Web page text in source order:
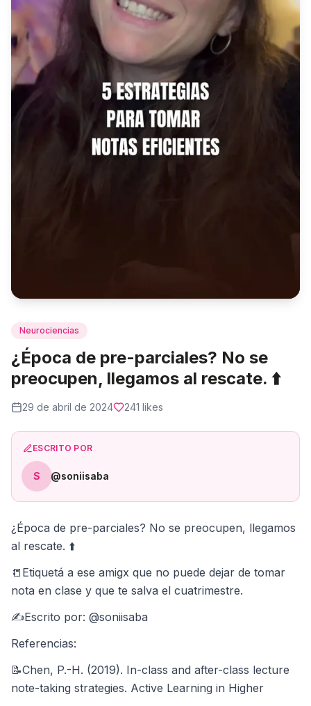
Neurociencias
¿Época de pre-parciales? No se
preocupen, llegamos al rescate. ⬆️
29 de abril de 2024 241 likes
ESCRITO POR
S @soniisaba
¿Época de pre-parciales? No se preocupen, llegamos
al rescate. ⬆️
📒Etiquetá a ese amigx que no puede dejar de tomar
nota en clase y que te salva el cuatrimestre.
✍Escrito por: @soniisaba
Referencias:
📝Chen, P.-H. (2019). In-class and after-class lecture
note-taking strategies. Active Learning in Higher